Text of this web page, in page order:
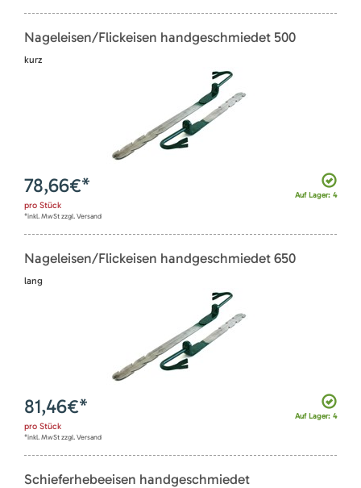
Nageleisen/Flickeisen handgeschmiedet 500
kurz
Auf Lager: 4
78,66€*
pro Stück
*inkl. MwSt zzgl. Versand
Nageleisen/Flickeisen handgeschmiedet 650
lang
Auf Lager: 4
81,46€*
pro Stück
*inkl. MwSt zzgl. Versand
Schieferhebeeisen handgeschmiedet